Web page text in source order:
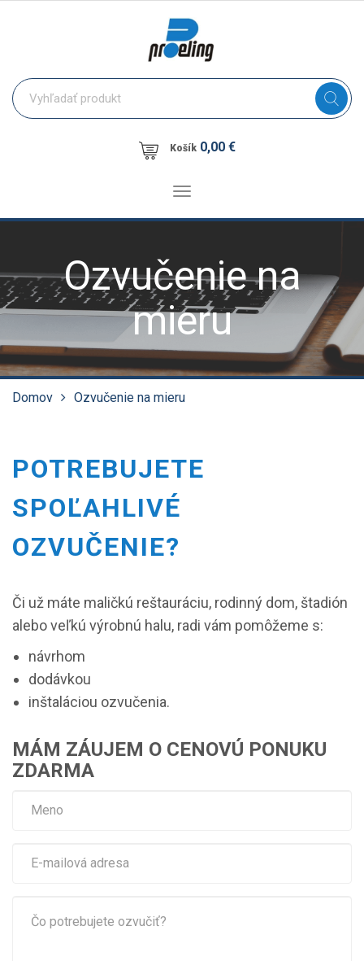
Košík 0,00 €
Toggle
Ozvučenie na
mieru
Domov Ozvučenie na mieru
POTREBUJETE
SPOĽAHLIVÉ
OZVUČENIE?
Či už máte maličkú reštauráciu, rodinný dom, štadión
alebo veľkú výrobnú halu, radi vám pomôžeme s:
návrhom
dodávkou
inštaláciou ozvučenia.
MÁM ZÁUJEM O CENOVÚ PONUKU
ZDARMA